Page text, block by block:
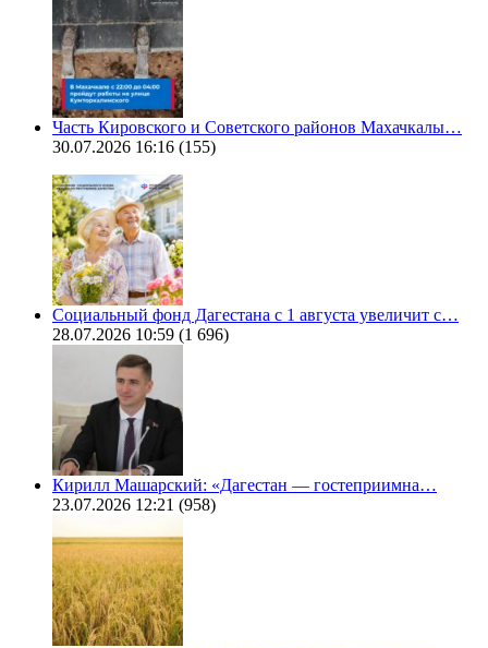
Часть Кировского и Советского районов Махачкалы…
30.07.2026 16:16 (155)
Социальный фонд Дагестана с 1 августа увеличит с…
28.07.2026 10:59 (1 696)
Кирилл Машарский: «Дагестан — гостеприимна…
23.07.2026 12:21 (958)